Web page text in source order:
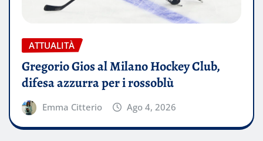
ATTUALITÀ
Gregorio Gios al Milano Hockey Club,
difesa azzurra per i rossoblù
Emma Citterio Ago 4, 2026